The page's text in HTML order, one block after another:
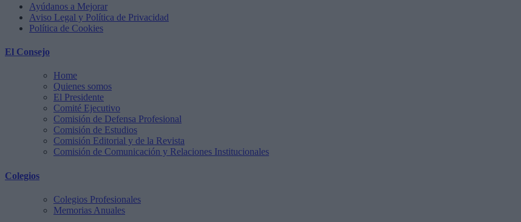
Ayúdanos a Mejorar
Aviso Legal y Política de Privacidad
Política de Cookies
El Consejo
Home
Quienes somos
El Presidente
Comité Ejecutivo
Comisión de Defensa Profesional
Comisión de Estudios
Comisión Editorial y de la Revista
Comisión de Comunicación y Relaciones Institucionales
Colegios
Colegios Profesionales
Memorias Anuales